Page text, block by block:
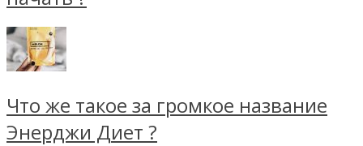
Что же такое за громкое название
Энерджи Диет ?